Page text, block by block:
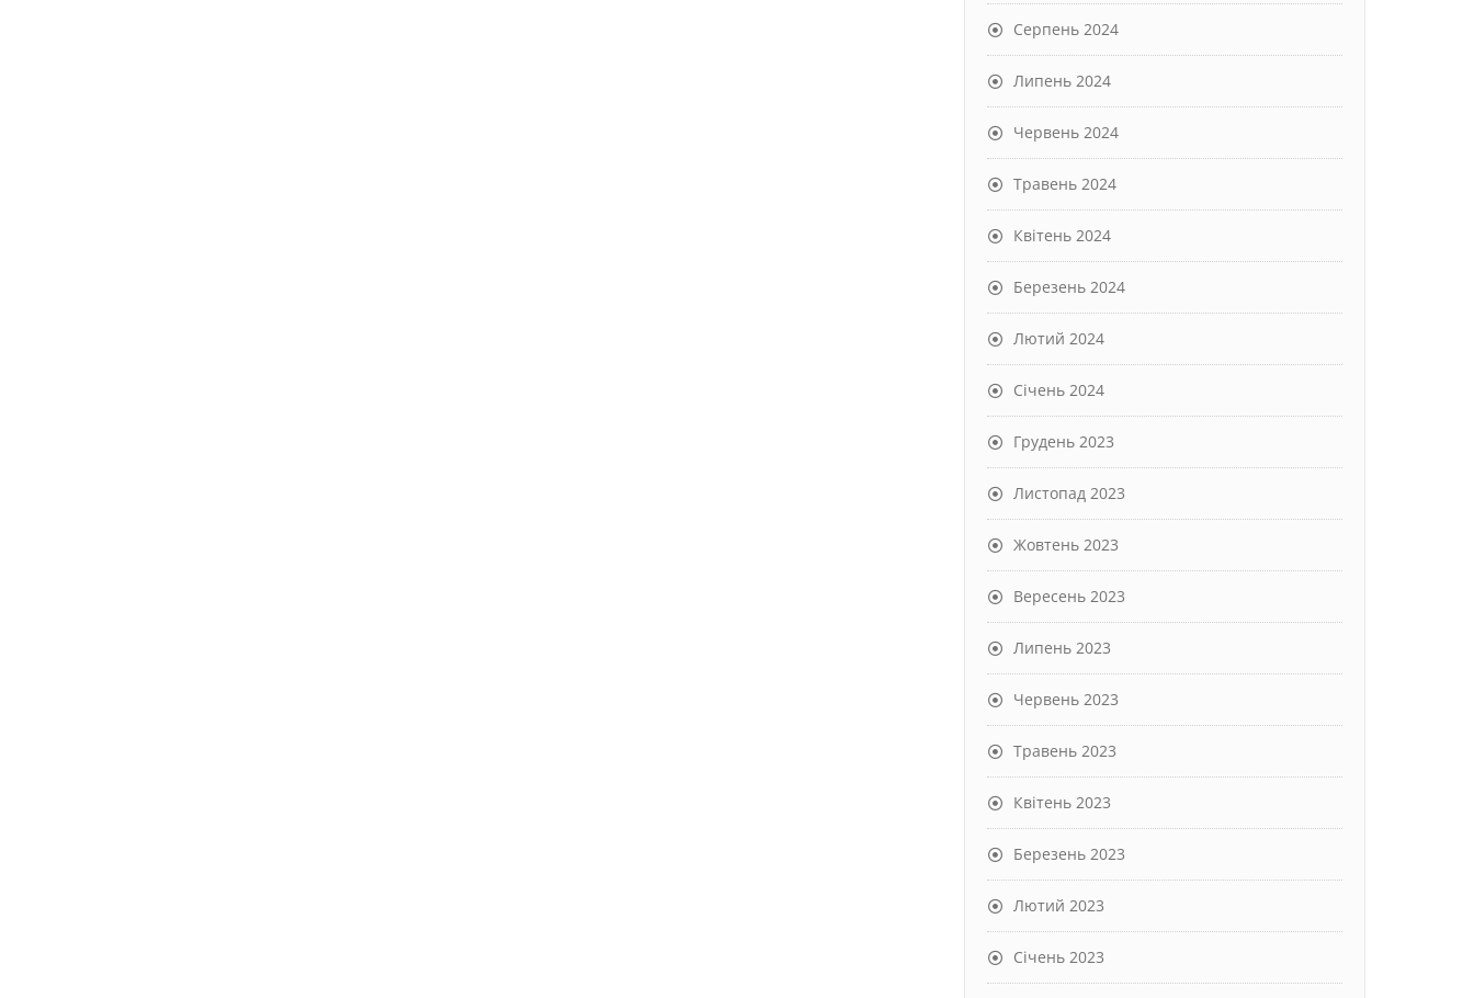
Серпень 2024
Липень 2024
Червень 2024
Травень 2024
Квітень 2024
Березень 2024
Лютий 2024
Січень 2024
Грудень 2023
Листопад 2023
Жовтень 2023
Вересень 2023
Липень 2023
Червень 2023
Травень 2023
Квітень 2023
Березень 2023
Лютий 2023
Січень 2023